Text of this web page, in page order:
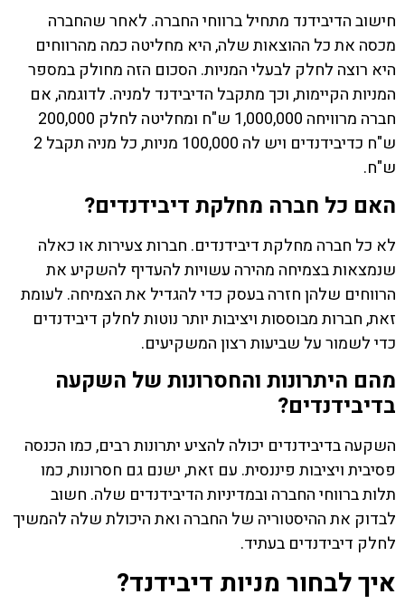
חישוב הדיבידנד מתחיל ברווחי החברה. לאחר שהחברה
מכסה את כל ההוצאות שלה, היא מחליטה כמה מהרווחים
היא רוצה לחלק לבעלי המניות. הסכום הזה מחולק במספר
המניות הקיימות, וכך מתקבל הדיבידנד למניה. לדוגמה, אם
חברה מרוויחה 1,000,000 ש"ח ומחליטה לחלק 200,000
ש"ח כדיבידנדים ויש לה 100,000 מניות, כל מניה תקבל 2
ש"ח.
האם כל חברה מחלקת דיבידנדים?
לא כל חברה מחלקת דיבידנדים. חברות צעירות או כאלה
שנמצאות בצמיחה מהירה עשויות להעדיף להשקיע את
הרווחים שלהן חזרה בעסק כדי להגדיל את הצמיחה. לעומת
זאת, חברות מבוססות ויציבות יותר נוטות לחלק דיבידנדים
כדי לשמור על שביעות רצון המשקיעים.
מהם היתרונות והחסרונות של השקעה
בדיבידנדים?
השקעה בדיבידנדים יכולה להציע יתרונות רבים, כמו הכנסה
פסיבית ויציבות פיננסית. עם זאת, ישנם גם חסרונות, כמו
תלות ברווחי החברה ובמדיניות הדיבידנדים שלה. חשוב
לבדוק את ההיסטוריה של החברה ואת היכולת שלה להמשיך
לחלק דיבידנדים בעתיד.
איך לבחור מניות דיבידנד?